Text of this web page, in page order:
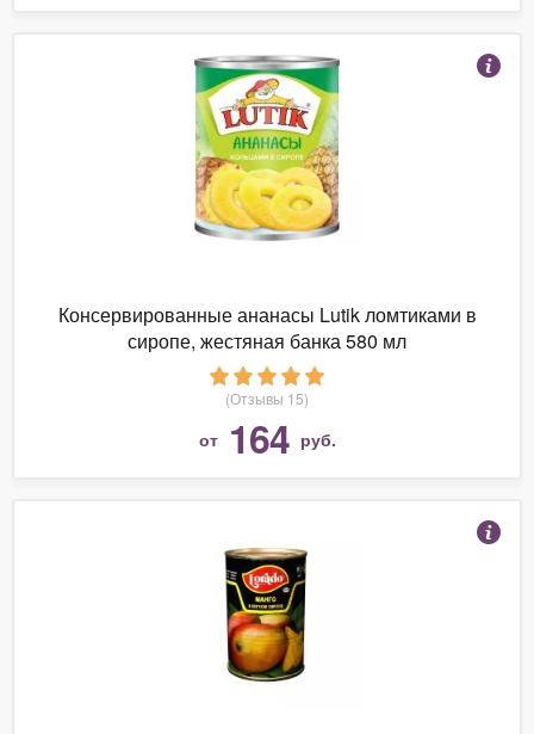
Консервированные ананасы Lutik ломтиками в
сиропе, жестяная банка 580 мл
(Отзывы 15)
от 164 руб.